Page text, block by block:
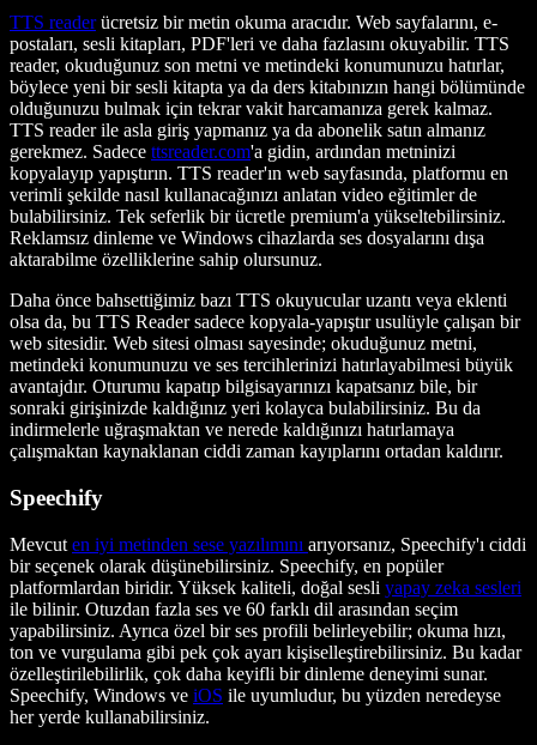
TTS readerücretsiz bir metin okuma aracıdır. Web sayfalarını, e-
postaları, sesli kitapları, PDF'leri ve daha fazlasını okuyabilir. TTS
reader, okuduğunuz son metni ve metindeki konumunuzu hatırlar,
böylece yeni bir sesli kitapta ya da ders kitabınızın hangi bölümünde
olduğunuzu bulmak için tekrar vakit harcamanıza gerek kalmaz.
TTS reader ile asla giriş yapmanız ya da abonelik satın almanız
gerekmez. Sadece ttsreader.com'a gidin, ardından metninizi
kopyalayıp yapıştırın. TTS reader'ın web sayfasında, platformu en
verimli şekilde nasıl kullanacağınızı anlatan video eğitimler de
bulabilirsiniz. Tek seferlik bir ücretle premium'a yükseltebilirsiniz.
Reklamsız dinleme ve Windows cihazlarda ses dosyalarını dışa
aktarabilme özelliklerine sahip olursunuz.
Daha önce bahsettiğimiz bazı TTS okuyucular uzantı veya eklenti
olsa da, bu TTS Reader sadece kopyala-yapıştır usulüyle çalışan bir
web sitesidir. Web sitesi olması sayesinde; okuduğunuz metni,
metindeki konumunuzu ve ses tercihlerinizi hatırlayabilmesi büyük
avantajdır. Oturumu kapatıp bilgisayarınızı kapatsanız bile, bir
sonraki girişinizde kaldığınız yeri kolayca bulabilirsiniz. Bu da
indirmelerle uğraşmaktan ve nerede kaldığınızı hatırlamaya
çalışmaktan kaynaklanan ciddi zaman kayıplarını ortadan kaldırır.
Speechify
Mevcut en iyi metinden sese yazılımını arıyorsanız, Speechify'ı ciddi
bir seçenek olarak düşünebilirsiniz. Speechify, en popüler
platformlardan biridir. Yüksek kaliteli, doğal sesli yapay zeka sesleri
ile bilinir. Otuzdan fazla ses ve 60 farklı dil arasından seçim
yapabilirsiniz. Ayrıca özel bir ses profili belirleyebilir; okuma hızı,
ton ve vurgulama gibi pek çok ayarı kişiselleştirebilirsiniz. Bu kadar
özelleştirilebilirlik, çok daha keyifli bir dinleme deneyimi sunar.
Speechify, Windows ve iOS ile uyumludur, bu yüzden neredeyse
her yerde kullanabilirsiniz.